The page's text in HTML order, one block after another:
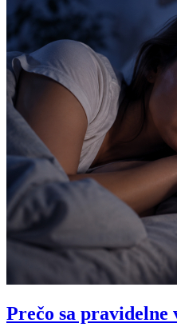
Prečo sa pravidelne